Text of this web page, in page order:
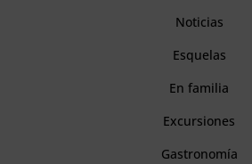
Noticias
Esquelas
En familia
Excursiones
Gastronomía